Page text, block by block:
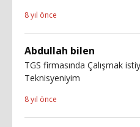
8 yıl önce
Abdullah bilen
TGS firmasında Çalışmak
Teknisyeniyim
8 yıl önce